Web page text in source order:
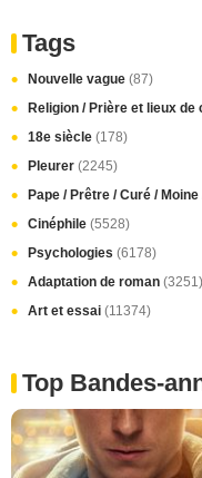
Tags
Nouvelle vague (87)
Religion / Prière et lieux de
18e siècle (178)
Pleurer (2245)
Pape / Prêtre / Curé /
Cinéphile (5528)
Psychologies (6178)
Adaptation de roman (3251)
Art et essai (11374)
Top Bandes-